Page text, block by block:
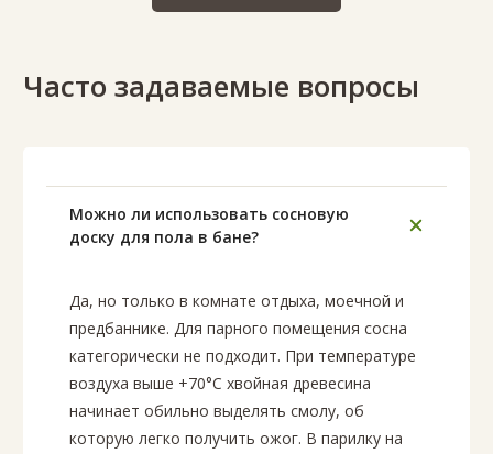
Часто задаваемые вопросы
Можно ли использовать сосновую
доску для пола в бане?
Да, но только в комнате отдыха, моечной и
предбаннике. Для парного помещения сосна
категорически не подходит. При температуре
воздуха выше +70°C хвойная древесина
начинает обильно выделять смолу, об
которую легко получить ожог. В парилку на